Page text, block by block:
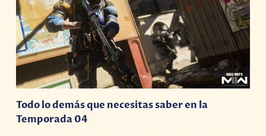
Todo lo demás que necesitas saber en la
Temporada 04